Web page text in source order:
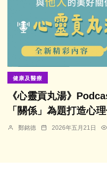
健康及醫療
《心靈貢丸湯》
「關係」為題打造心
鄭銘德 2026年五月21日